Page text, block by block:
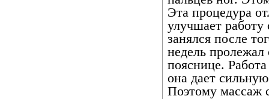
Эта процедура
улучшает
занялся после
недель
пояснице.
она дает
Поэтому массаж